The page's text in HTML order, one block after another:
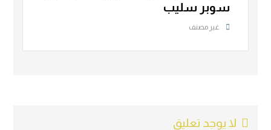
سوبر سليب
غير مصنف
لا يوجد تعليق